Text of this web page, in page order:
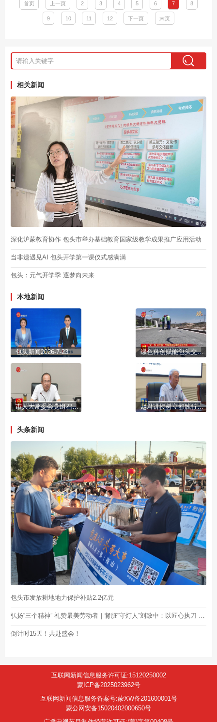
首页 上一页 2 3 4 5 6 7 8
9 10 11 12 下一页 末页
相关新闻
深化沪蒙教育协作 包头市举办基础教育国家级教学成果推广应用活动
当非遗遇见AI 包头开学第一课仪式感满满
包头：元气开学季 逐梦向未来
本地新闻
包头新闻2026-7-23 绿色科创赋能包头交通先进材料全链突破
市人大常委会党组召开（扩大）会议 赵君讲授树立和践行正确政绩观学习教育专题党课
头条新闻
包头市发放耕地地力保护补贴2.2亿元
倒计时15天！共赴盛会！
互联网新闻信息服务许可证:15120250002
蒙ICP备2025023962号
互联网新闻信息服务备案号:蒙XW备201600001号
蒙公网安备15020402000650号